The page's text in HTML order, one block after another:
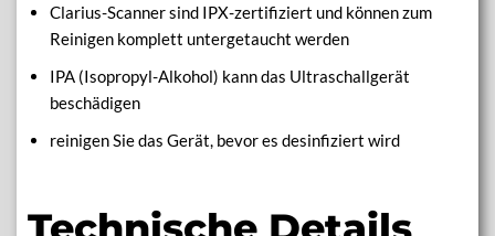
Clarius-Scanner sind IPX-zertifiziert und können zum
Reinigen komplett untergetaucht werden
IPA (Isopropyl-Alkohol) kann das Ultraschallgerät
beschädigen
reinigen Sie das Gerät, bevor es desinfiziert wird